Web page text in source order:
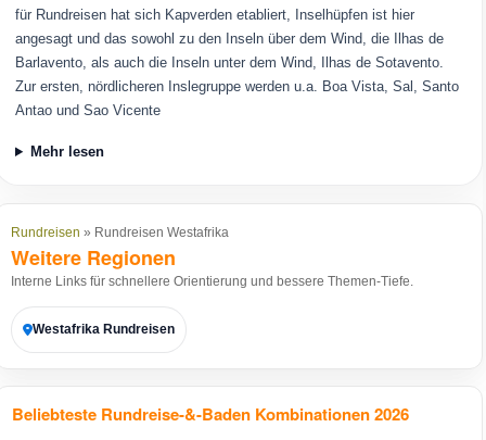
für Rundreisen hat sich Kapverden etabliert, Inselhüpfen ist hier
angesagt und das sowohl zu den Inseln über dem Wind, die Ilhas de
Barlavento, als auch die Inseln unter dem Wind, Ilhas de Sotavento.
Zur ersten, nördlicheren Inslegruppe werden u.a. Boa Vista, Sal, Santo
Antao und Sao Vicente
Mehr lesen
Rundreisen » Rundreisen Westafrika
Weitere Regionen
Interne Links für schnellere Orientierung und bessere Themen-Tiefe.
Westafrika Rundreisen
Beliebteste Rundreise-&-Baden Kombinationen 2026